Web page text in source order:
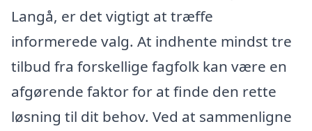
Langå, er det vigtigt at træffe
informerede valg. At indhente mindst tre
tilbud fra forskellige fagfolk kan være en
afgørende faktor for at finde den rette
løsning til dit behov. Ved at sammenligne